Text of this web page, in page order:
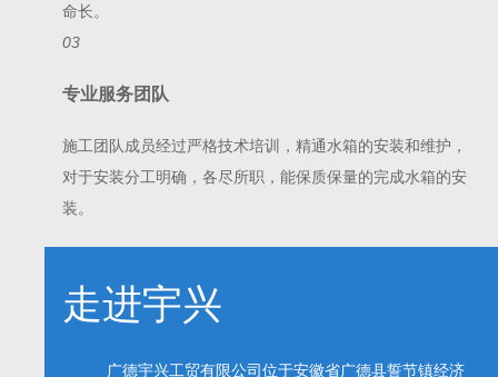
命长。
03
专业服务团队
施工团队成员经过严格技术培训，精通水箱的安装和维护，
对于安装分工明确，各尽所职，能保质保量的完成水箱的安
装。
走进宇兴
广德宇兴工贸有限公司位于安徽省广德县誓节镇经济